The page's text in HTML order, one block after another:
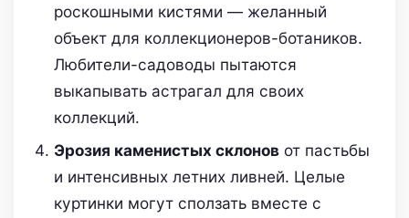
роскошными кистями — желанный
объект для коллекционеров-ботаников.
Любители-садоводы пытаются
выкапывать астрагал для своих
коллекций.
Эрозия каменистых склонов от пастьбы
и интенсивных летних ливней. Целые
куртинки могут сползать вместе с